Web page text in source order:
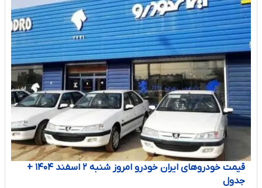
قیمت خودرو‌های ایران خودرو امروز شنبه ۲ اسفند ۱۴۰۴ +
جدول